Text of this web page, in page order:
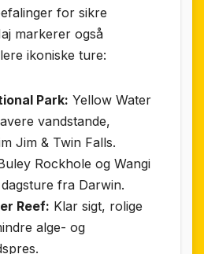
for sikre
markerer også
ikoniske ture:
Park: Yellow Water
vandstande,
Jim & Twin Falls.
Rockhole og Wangi
fra Darwin.
Reef: Klar sigt, rolige
alge- og